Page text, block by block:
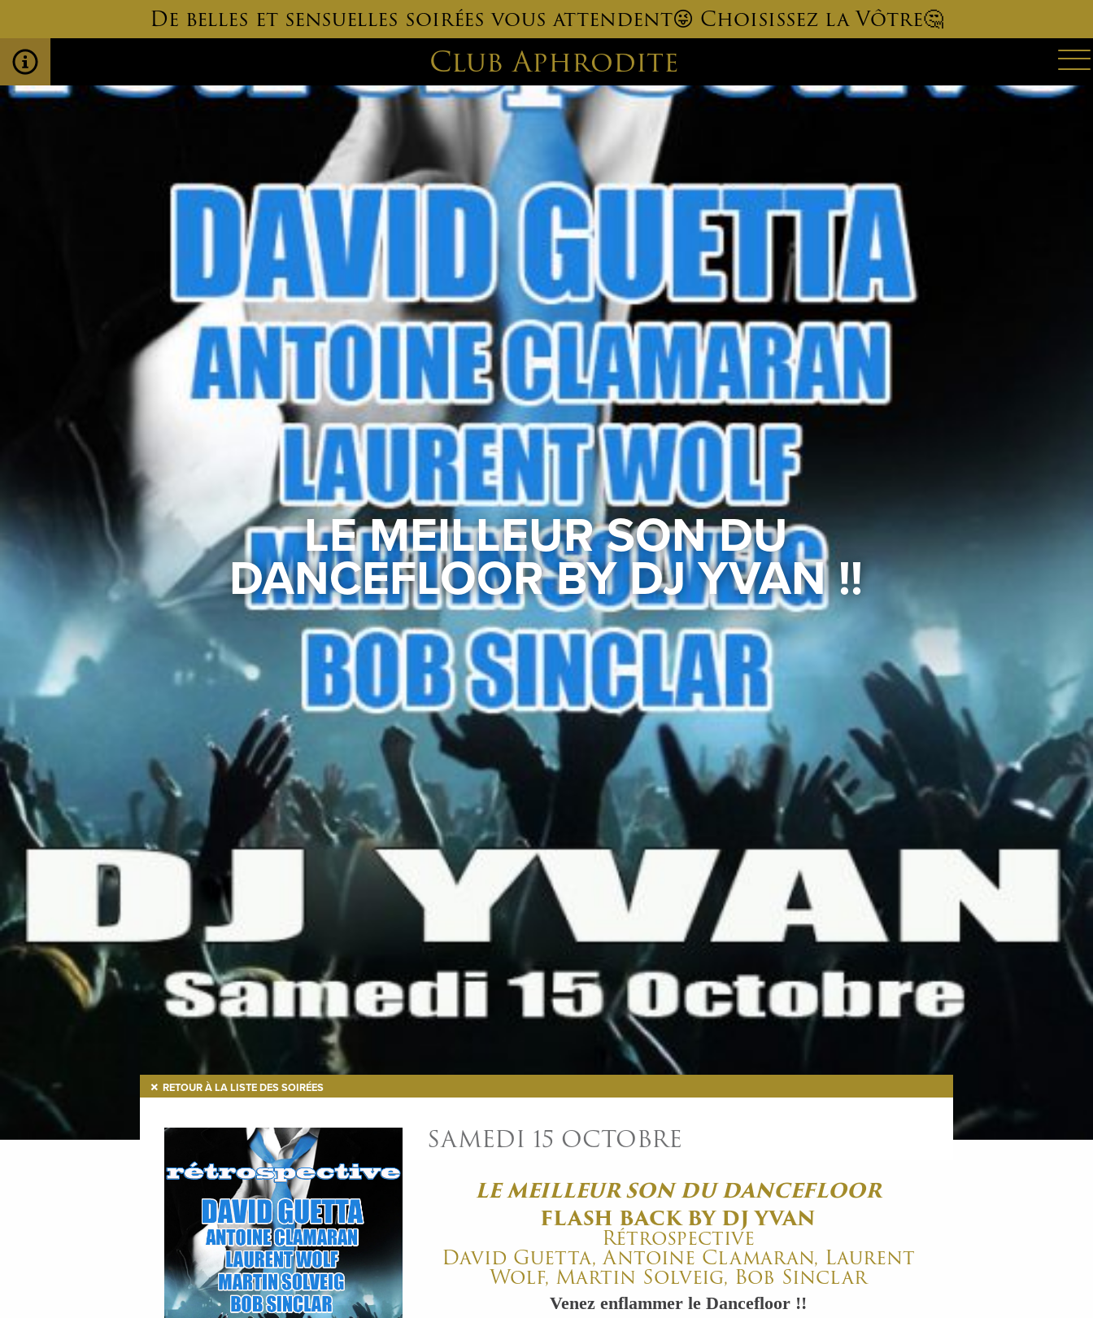
De belles et sensuelles soirées vous attendent😜 Choisissez la Vôtre🤔
Club Aphrodite
LE MEILLEUR SON DU
DANCEFLOOR BY DJ YVAN !!
RETOUR À LA LISTE DES SOIRÉES
SAMEDI 15 OCTOBRE
LE MEILLEUR SON DU DANCEFLOOR
FLASH BACK BY DJ YVAN
Rétrospective
David Guetta, Antoine Clamaran, Laurent
Wolf, Martin Solveig, Bob Sinclar
Venez enflammer le Dancefloor !!